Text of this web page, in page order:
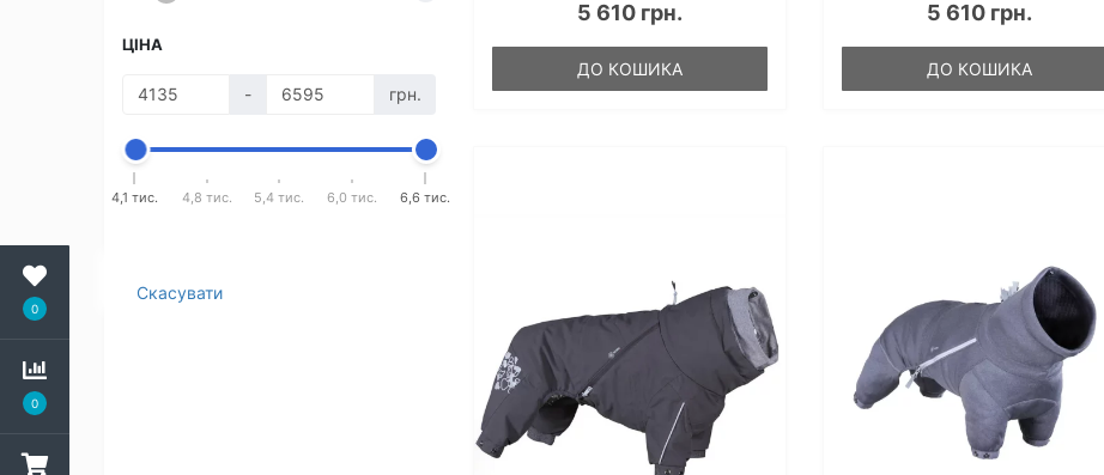
0
0
ЦІНА
- грн.
4,1 тис. 4,8 тис. 5,4 тис. 6,0 тис. 6,6 тис.
Скасувати
5 610 грн.
ДО КОШИКА
5 610 грн.
ДО КОШИКА